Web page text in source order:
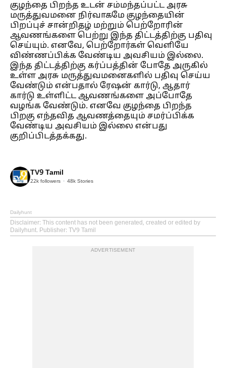
குழந்தை பிறந்த உடன் சம்மந்தப்பட்ட அரசு
மருத்துவமனை நிர்வாகமே குழந்தையின்
பிறப்புச் சான்றிதழ் மற்றும் பெற்றோரின்
ஆவணங்களை பெற்று இந்த திட்டத்திற்கு பதிவு
செய்யும். எனவே, பெற்றோர்கள் வெளியே
விண்ணப்பிக்க வேண்டிய அவசியம் இல்லை.
இந்த திட்டத்திற்கு கர்ப்பத்தின் போதே அருகில்
உள்ள அரசு மருத்துவமனைகளில் பதிவு செய்ய
வேண்டும் என்பதால் ரேஷன் கார்டு, ஆதார்
கார்டு உள்ளிட்ட ஆவணங்களை அப்போதே
வழங்க வேண்டும். எனவே குழந்தை பிறந்த
பிறகு எந்தவித ஆவணத்தையும் சமர்ப்பிக்க
வேண்டிய அவசியம் இல்லை என்பது
குறிப்பிடத்தக்கது.
TV9 Tamil
22k followers 48k Stories
Dailyhunt
Disclaimer: This content has not been generated, created or edited by
Dailyhunt. Publisher: TV9 Tamil
ADVERTISEMENT